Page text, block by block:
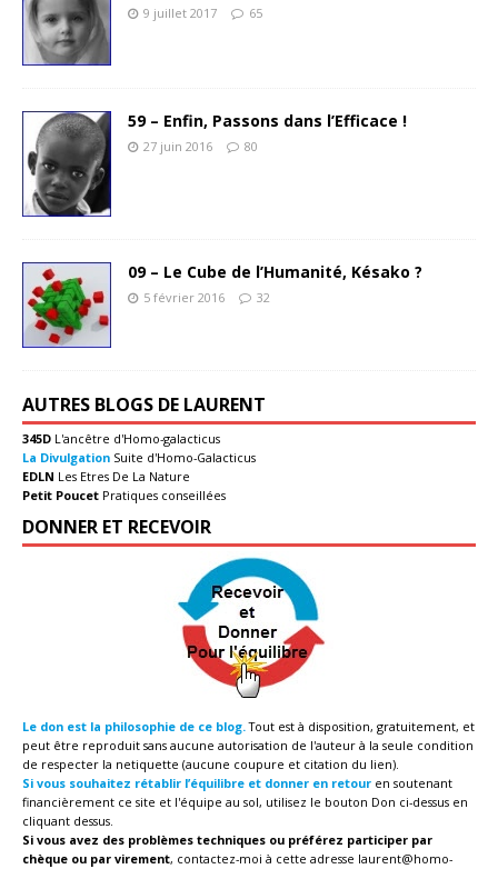
9 juillet 2017 65
59 – Enfin, Passons dans l’Efficace !
27 juin 2016 80
09 – Le Cube de l’Humanité, Késako ?
5 février 2016 32
AUTRES BLOGS DE LAURENT
345D L'ancêtre d'Homo-galacticus
La Divulgation Suite d'Homo-Galacticus
EDLN Les Etres De La Nature
Petit Poucet Pratiques conseillées
DONNER ET RECEVOIR
Le don est la philosophie de ce blog.Tout est à disposition, gratuitement, et
peut être reproduit sans aucune autorisation de l'auteur à la seule condition
de respecter la netiquette (aucune coupure et citation du lien).
Si vous souhaitez rétablir l’équilibre et donner en retour en soutenant
financièrement ce site et l'équipe au sol, utilisez le bouton Don ci-dessus en
cliquant dessus.
Si vous avez des problèmes techniques ou préférez participer par
chèque ou par virement, contactez-moi à cette adresse laurent@homo-